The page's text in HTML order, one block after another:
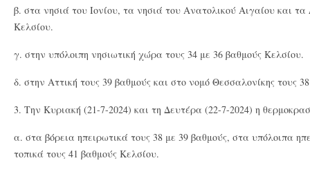
β. στα νησιά του Ιονίου, τα νησιά του Ανατολικού Αιγαίου και
Κελσίου.
γ. στην υπόλοιπη νησιωτική χώρα τους 34 με 36 βαθμούς Κελσίου.
δ. στην Αττική τους 39 βαθμούς και στο νομό Θεσσαλονίκης τους
3. Την Κυριακή (21-7-2024) και τη Δευτέρα (22-7-2024) η
α. στα βόρεια ηπειρωτικά τους 38 με 39 βαθμούς, στα υπόλοιπα
τοπικά τους 41 βαθμούς Κελσίου.